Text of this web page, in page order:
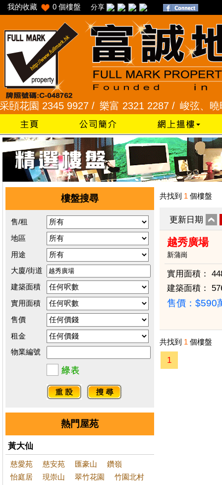
我的收藏 0 個樓盤 分享
園 2345 9927 /樂富 2321 2287 / 峻弦、曉暉
樓盤搜尋
售/租
地區
用途
大廈/街道
建築面積
實用面積
售價
租金
物業編號
熱門屋苑
黃大仙
慈愛苑 慈安苑 匯豪山
鑽嶺
怡庭居
現崇山 翠竹花園
竹園北村
共找到 1 個樓盤
更新日期
越秀廣場
新蒲崗
實用面積：
建築面積：
售價： $590
共找到 1 個樓盤
1